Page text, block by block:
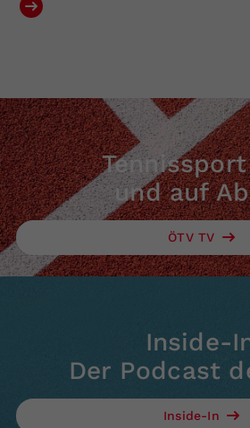
und auf
ÖTV TV
Inside-
Der Podcast
Inside-In